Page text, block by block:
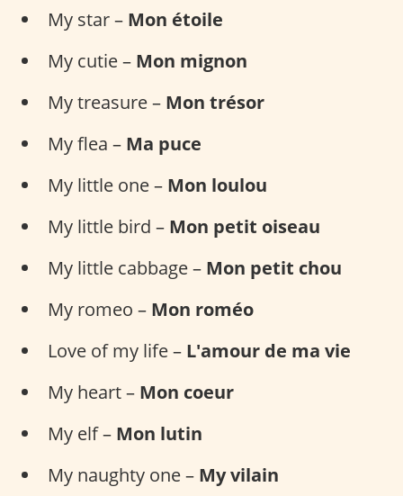
My star – Mon étoile
My cutie – Mon mignon
My treasure – Mon trésor
My flea – Ma puce
My little one – Mon loulou
My little bird – Mon petit oiseau
My little cabbage – Mon petit chou
My romeo – Mon roméo
Love of my life – L'amour de ma vie
My heart – Mon coeur
My elf – Mon lutin
My naughty one – My vilain